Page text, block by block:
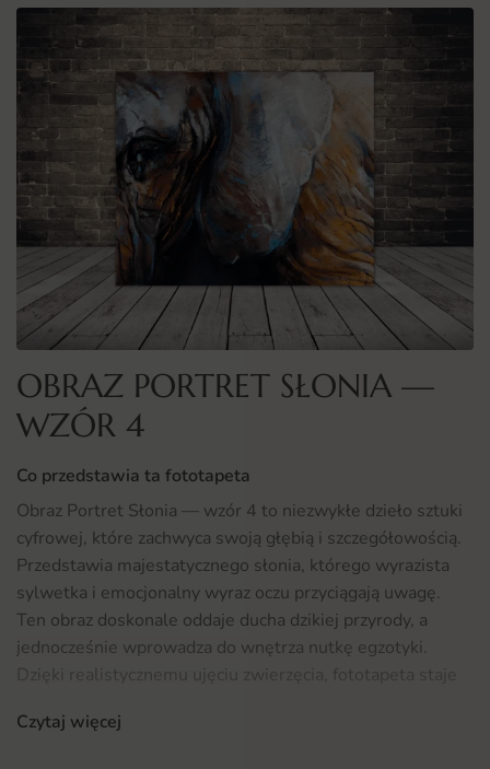
OBRAZ PORTRET SŁONIA —
WZÓR 4
Co przedstawia ta fototapeta
Obraz Portret Słonia — wzór 4 to niezwykłe dzieło sztuki
cyfrowej, które zachwyca swoją głębią i szczegółowością.
Przedstawia majestatycznego słonia, którego wyrazista
sylwetka i emocjonalny wyraz oczu przyciągają uwagę.
Ten obraz doskonale oddaje ducha dzikiej przyrody, a
jednocześnie wprowadza do wnętrza nutkę egzotyki.
Dzięki realistycznemu ujęciu zwierzęcia, fototapeta staje
naturze i jej pięknie.
Czytaj więcej